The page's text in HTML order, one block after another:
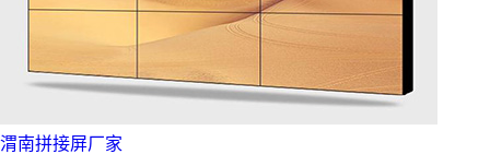
渭南拼接屏厂家